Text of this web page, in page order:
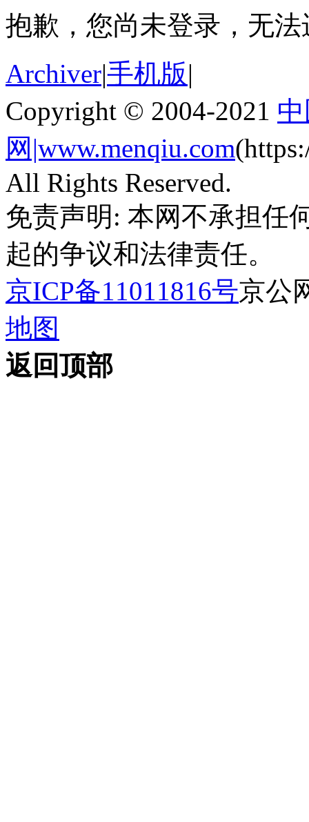
抱歉，您尚未登录，无
Archiver|手机版|
Copyright © 2004-2021
网|www.menqiu.com
All Rights Reserved.
免责声明: 本网不承担任
起的争议和法律责任。
京ICP备11011816号京公
地图
返回顶部